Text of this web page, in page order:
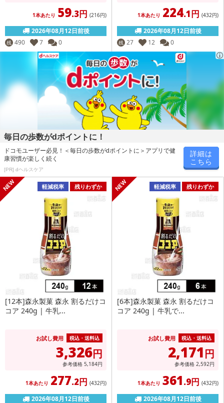
1本あたり 59.3円 (216円)
2026年08月12日前後
残 490 7 0
1本あたり 224.1円 (432円)
2026年08月12日前後
残 27 12 0
毎日の歩数がdポイントに！
ドコモユーザー必見！＜毎日の歩数がdポイントに＞アプリで健
康習慣が楽しく続く
[PR] dヘルスケア
詳細は
こちら
軽減税率 残りわずか
[12本]森永製菓 森永 割るだけコ
コア 240g | 牛乳...
お試し費用 税込・送料込
3,326円
参考価格 5,184円
1本あたり 277.2円 (432円)
2026年08月12日前後
軽減税率 残りわずか
[6本]森永製菓 森永 割るだけコ
コア 240g | 牛乳で...
お試し費用 税込・送料込
2,171円
参考価格 2,592円
1本あたり 361.9円 (432円)
2026年08月12日前後